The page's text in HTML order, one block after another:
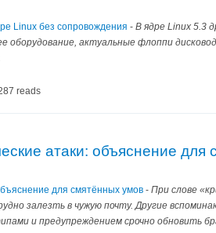
Linux без сопровождения - В ядре Linux 5.3
оборудование, актуальные флоппи
reads
атаки: объяснение для
для смятённых умов - При слове
залезть в чужую почту. Другие
и предупреждением срочно обновить